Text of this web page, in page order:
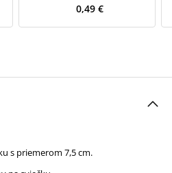
0,49 €
s priemerom 7,5 cm.